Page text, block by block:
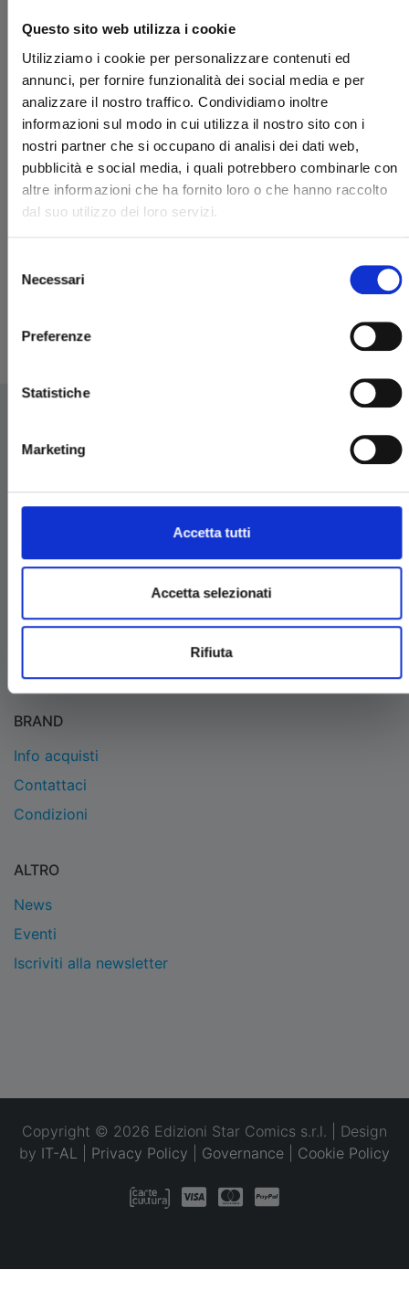
Questo sito web utilizza i cookie
Utilizziamo i cookie per personalizzare contenuti ed
annunci, per fornire funzionalità dei social media e per
analizzare il nostro traffico. Condividiamo inoltre
informazioni sul modo in cui utilizza il nostro sito con i
nostri partner che si occupano di analisi dei dati web,
pubblicità e social media, i quali potrebbero combinarle con
altre informazioni che ha fornito loro o che hanno raccolto
dal suo utilizzo dei loro servizi.
delNecessari
Preferenze
Statistiche
Marketing
Accetta tutti
Accetta selezionati
Rifiuta
BEYBLADE X n. 1
- 06134 Bosco (Perugia)
P.IVA 03850300546
+39 075 591 8353
- per informazioni
acquistaonline@starcomics.com
BRAND
Info acquisti
Contattaci
Condizioni
ALTRO
News
Eventi
Iscriviti alla newsletter
Copyright © 2026 Edizioni Star Comics s.r.l. | Design
by IT-AL Privacy Policy Governance Cookie Policy